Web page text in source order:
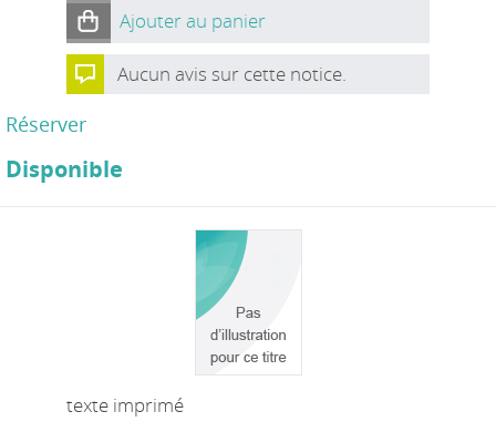
Ajouter au panier
Aucun avis sur cette notice.
Réserver
Disponible
texte imprimé